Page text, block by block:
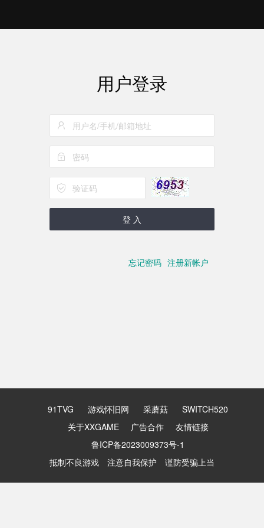
用户登录
登 入
注册新帐户
忘记密码
91TVG 游戏怀旧网 采蘑菇
SWITCH520
关于XXGAME
广告合作
友情链接
鲁ICP备2023009373号-1
抵制不良游戏 注意自我保护 谨防受骗上当